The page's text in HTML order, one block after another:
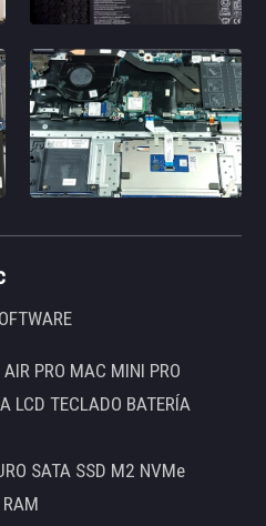
PRO MAC MINI PRO
LCD TECLADO BATERÍA
SATA SSD M2 NVMe